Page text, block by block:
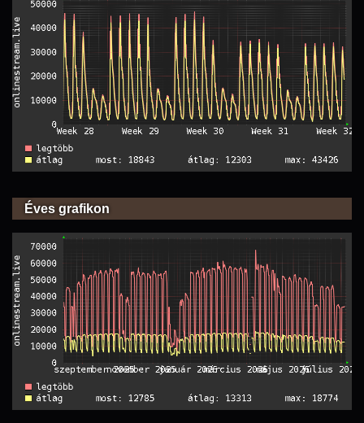
Éves grafikon